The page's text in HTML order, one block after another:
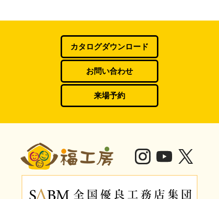
カタログダウンロード
お問い合わせ
来場予約